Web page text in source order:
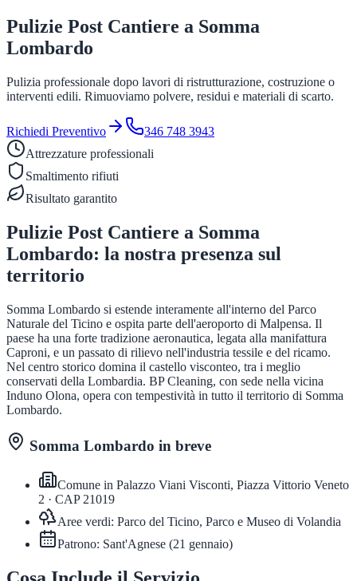
Pulizie Post Cantiere a Somma
Lombardo
Pulizia professionale dopo lavori di ristrutturazione, costruzione o
interventi edili. Rimuoviamo polvere, residui e materiali di scarto.
Richiedi Preventivo
346 748 3943
Attrezzature professionali
Smaltimento rifiuti
Risultato garantito
Pulizie Post Cantiere a Somma
Lombardo: la nostra presenza sul
territorio
Somma Lombardo si estende interamente all'interno del Parco
Naturale del Ticino e ospita parte dell'aeroporto di Malpensa. Il
paese ha una forte tradizione aeronautica, legata alla manifattura
Caproni, e un passato di rilievo nell'industria tessile e del ricamo.
Nel centro storico domina il castello visconteo, tra i meglio
conservati della Lombardia. BP Cleaning, con sede nella vicina
Induno Olona, opera con tempestività in tutto il territorio di Somma
Lombardo.
Somma Lombardo in breve
Comune in Palazzo Viani Visconti, Piazza Vittorio Veneto
2 · CAP 21019
Aree verdi: Parco del Ticino, Parco e Museo di Volandia
Patrono: Sant'Agnese (21 gennaio)